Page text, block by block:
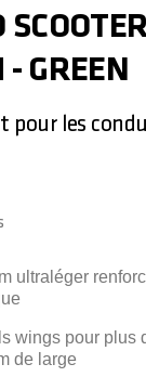
GREEN
pour les
ultraléger
wings pour plus
de large